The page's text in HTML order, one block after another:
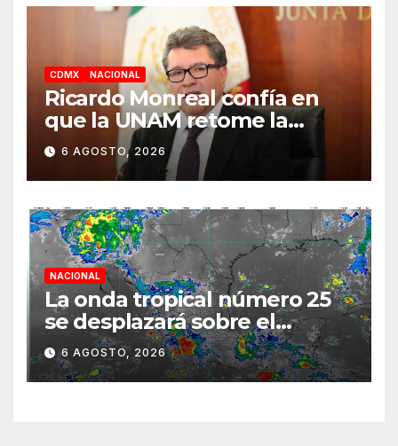
CDMX NACIONAL
Ricardo Monreal confía en
que la UNAM retome la
normalidad e inicie el
semestre mediante el
diálogo
6 AGOSTO, 2026
NACIONAL
La onda tropical número 25
se desplazará sobre el
sureste mexicano
6 AGOSTO, 2026